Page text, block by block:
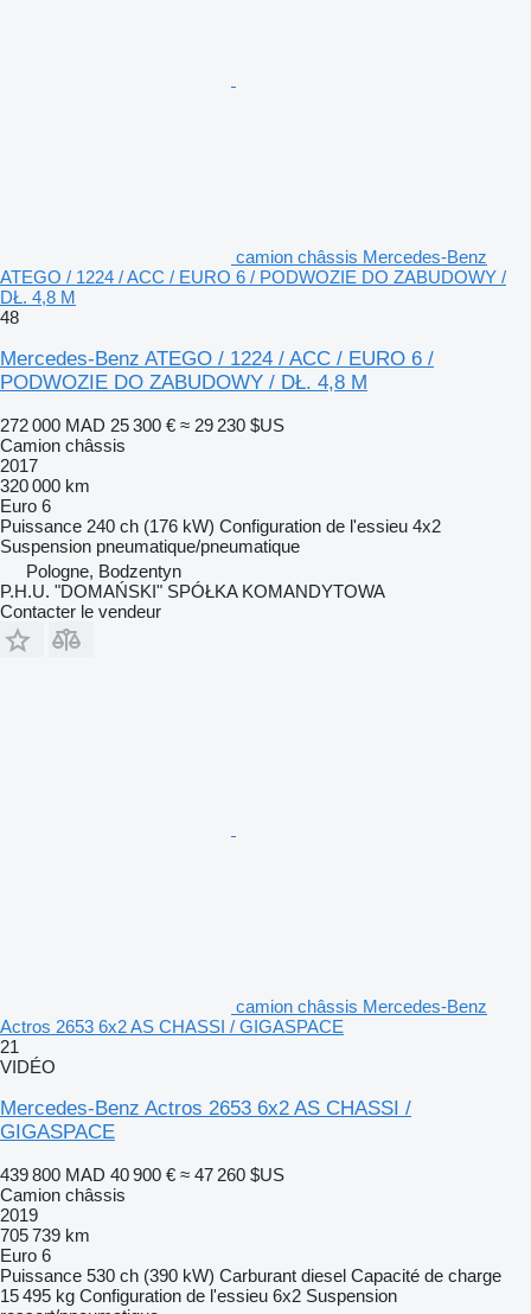
camion châssis Mercedes-Benz
ATEGO / 1224 / ACC / EURO 6 / PODWOZIE DO ZABUDOWY /
DŁ. 4,8 M
48
Mercedes-Benz ATEGO / 1224 / ACC / EURO 6 /
PODWOZIE DO ZABUDOWY / DŁ. 4,8 M
272 000 MAD 25 300 € ≈ 29 230 $US
Camion châssis
2017
320 000 km
Euro 6
Puissance 240 ch (176 kW) Configuration de l'essieu 4x2
Suspension pneumatique/pneumatique
Pologne, Bodzentyn
P.H.U. "DOMAŃSKI" SPÓŁKA KOMANDYTOWA
Contacter le vendeur
camion châssis Mercedes-Benz
Actros 2653 6x2 AS CHASSI / GIGASPACE
21
VIDÉO
Mercedes-Benz Actros 2653 6x2 AS CHASSI /
GIGASPACE
439 800 MAD 40 900 € ≈ 47 260 $US
Camion châssis
2019
705 739 km
Euro 6
Puissance 530 ch (390 kW) Carburant diesel Capacité de charge
15 495 kg Configuration de l'essieu 6x2 Suspension